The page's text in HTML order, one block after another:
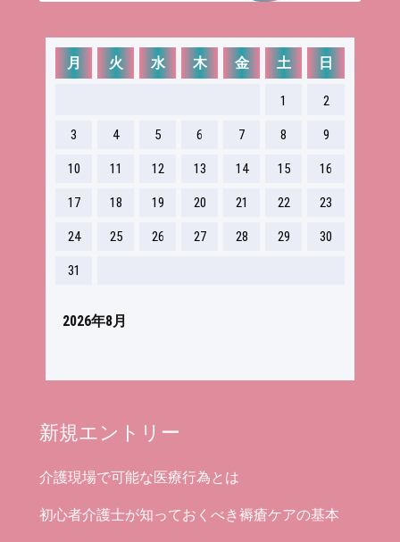
for:
2026年8月
月 火 水 木 金 土 日
1 2
3 4 5 6 7 8 9
10 11 12 13 14 15 16
17 18 19 20 21 22 23
24 25 26 27 28 29 30
31
新規エントリー
介護現場で可能な医療行為とは
初心者介護士が知っておくべき褥瘡ケアの基本